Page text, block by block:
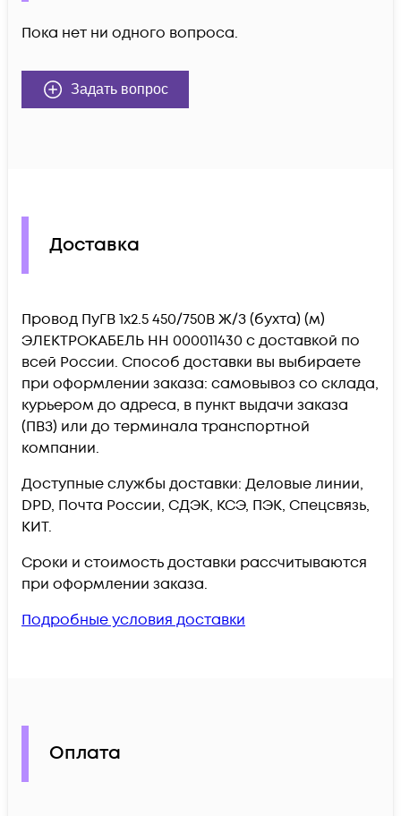
Пока нет ни одного вопроса.
Задать вопрос
Доставка
Провод ПуГВ 1х2.5 450/750В Ж/З (бухта) (м)
ЭЛЕКТРОКАБЕЛЬ НН 000011430 c доставкой по
всей России. Способ доставки вы выбираете
при оформлении заказа: самовывоз со склада,
курьером до адреса, в пункт выдачи заказа
(ПВЗ) или до терминала транспортной
компании.
Доступные службы доставки: Деловые линии,
DPD, Почта России, СДЭК, КСЭ, ПЭК, Спецсвязь,
КИТ.
Сроки и стоимость доставки рассчитываются
при оформлении заказа.
Подробные условия доставки
Оплата